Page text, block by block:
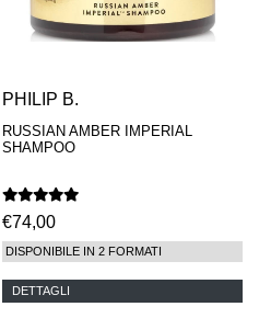
PHILIP B.
RUSSIAN AMBER IMPERIAL
SHAMPOO
€74,00
DISPONIBILE IN 2 FORMATI
DETTAGLI